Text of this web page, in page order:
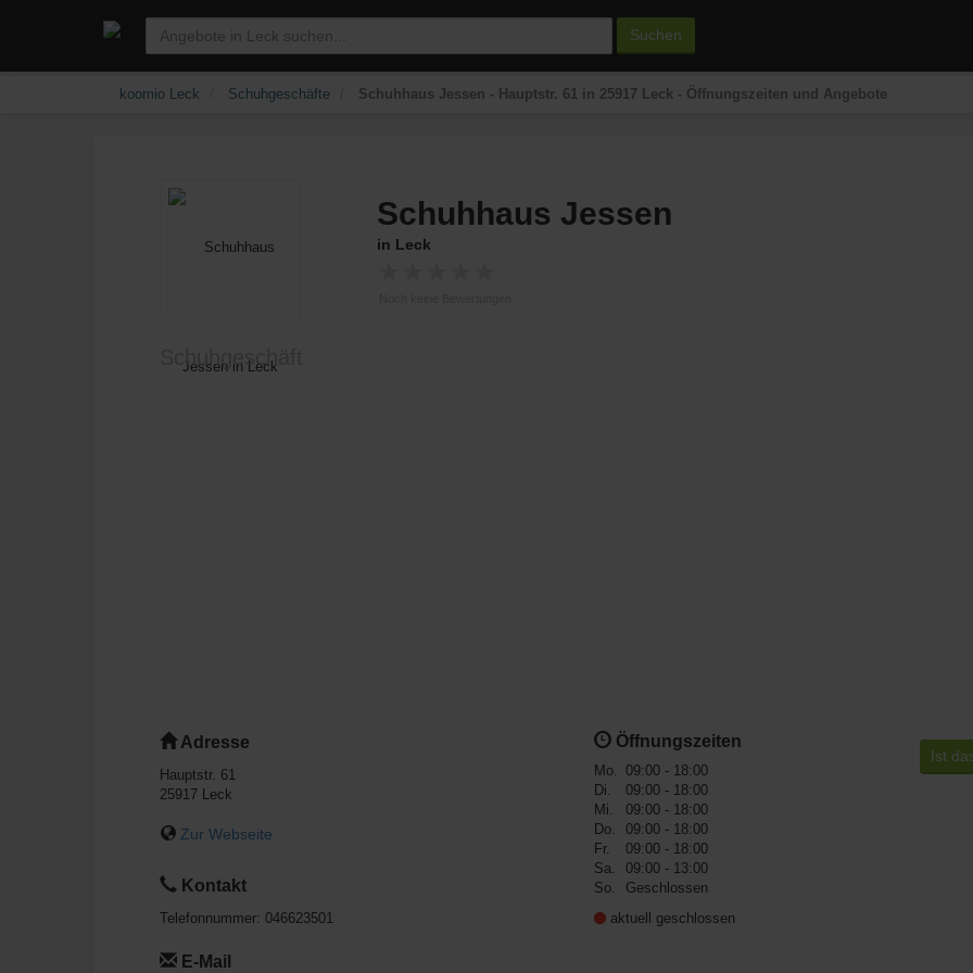
Suchen
koomio Leck Schuhgeschäfte Schuhhaus Jessen - Hauptstr. 61 in 25917 Leck - Öffnungszeiten und Angebote
Schuhhaus Jessen
in Leck
Schuhgeschäft
Adresse
Hauptstr. 61
25917 Leck
Zur Webseite
Kontakt
Telefonnummer: 046623501
E-Mail
Öffnungszeiten
Mo. 09:00 - 18:00
Di.
09:00 - 18:00
Mi.
09:00 - 18:00
Do.
09:00 - 18:00
Fr.
09:00 - 18:00
Sa.
09:00 - 13:00
So.
Geschlossen
aktuell geschlossen
Ist